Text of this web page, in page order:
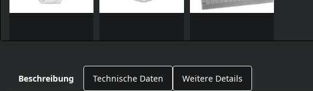
Beschreibung Technische Daten Weitere Details